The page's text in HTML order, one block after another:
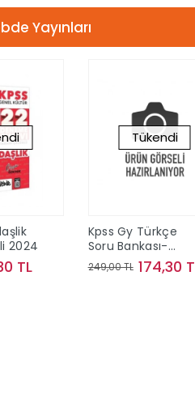
Yayınları
2024
TL
Tükendi
Kpss Gy Türkçe
Soru Bankası-
2024
249,00 TL 174,30